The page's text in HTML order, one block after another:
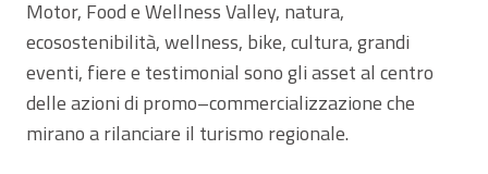
Motor, Food e Wellness Valley, natura,
ecosostenibilità, wellness, bike, cultura, grandi
eventi, fiere e testimonial sono gli asset al centro
delle azioni di promo–commercializzazione che
mirano a rilanciare il turismo regionale.